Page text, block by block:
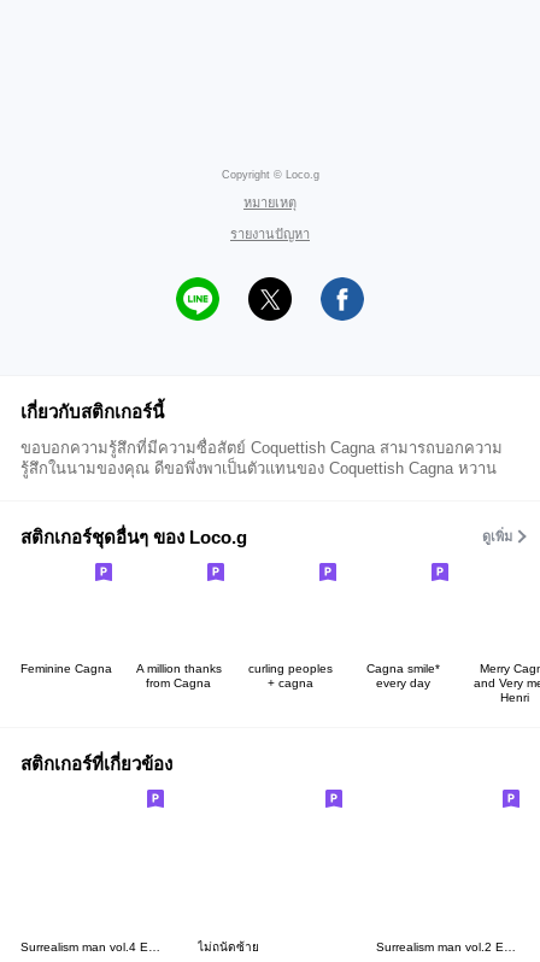
Copyright © Loco.g
หมายเหตุ
รายงานปัญหา
เกี่ยวกับสติกเกอร์นี้
ขอบอกความรู้สึกที่มีความซื่อสัตย์ Coquettish Cagna สามารถบอกความ
รู้สึกในนามของคุณ ดีขอพึ่งพาเป็นตัวแทนของ Coquettish Cagna หวาน
สติกเกอร์ชุดอื่นๆ ของ Loco.g ดูเพิ่ม
Feminine Cagna
A million thanks
from Cagna
curling peoples
+ cagna
Cagna smile*
every day
Merry
and Very
Henri
สติกเกอร์ที่เกี่ยวข้อง
Surrealism man vol.4 ENG ver. ไม่ถนัดซ้าย Surrealism man vol.2 ENG ver.